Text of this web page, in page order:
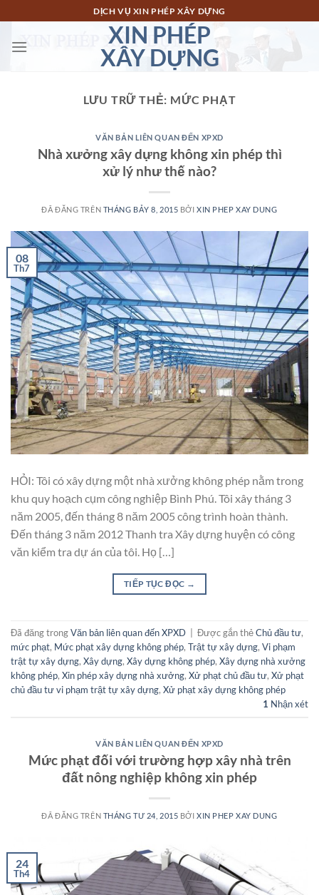
đến
nội
DỊCH VỤ XIN PHÉP XÂY DỰNG
XIN PHÉP
XÂY DỰNG
LƯU TRỮ THẺ: MỨC PHẠT
VĂN BẢN LIÊN QUAN ĐẾN XPXD
Nhà xưởng xây dựng không xin phép thì
xử lý như thế nào?
ĐÃ ĐĂNG TRÊN THÁNG BẢY 8, 2015 BỞIXIN PHEP XAY DUNG
08
Th7
HỎI: Tôi có xây dựng một nhà xưởng không phép nằm trong
khu quy hoạch cụm công nghiệp Bình Phú. Tôi xây tháng 3
năm 2005, đến tháng 8 năm 2005 công trình hoàn thành.
Đến tháng 3 năm 2012 Thanh tra Xây dựng huyện có công
văn kiểm tra dự án của tôi. Họ […]
TIẾP TỤC ĐỌC →
Đã đăng trongVăn bản liên quan đến XPXD Được gắn thẻChủ đầu tư,
mức phạt, Mức phạt xây dựng không phép, Trật tự xây dựng, Vi phạm
trật tự xây dựng, Xây dựng, Xây dựng không phép, Xây dựng nhà xưởng
không phép, Xin phép xây dựng nhà xưởng, Xử phạt chủ đầu tư, Xử phạt
chủ đầu tư vi phạm trật tự xây dựng, Xử phạt xây dựng không phép
1 Nhận xét
VĂN BẢN LIÊN QUAN ĐẾN XPXD
Mức phạt đối với trường hợp xây nhà trên
đất nông nghiệp không xin phép
ĐÃ ĐĂNG TRÊN THÁNG TƯ 24, 2015 BỞIXIN PHEP XAY DUNG
24
Th4